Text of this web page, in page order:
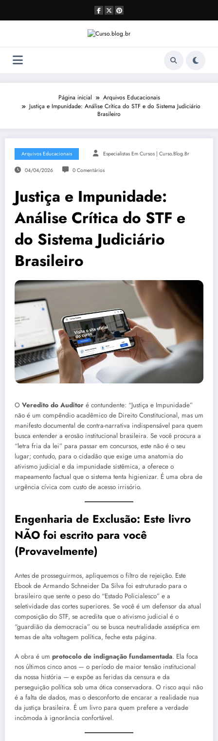
o
Página inicial
Arquivos Educacionais
Justiça e Impunidade: Análise Crítica do STF e do Sistema Judiciário
Brasileiro
Arquivos Educacionais Especialistas Em Cursos | Curso.blog.br
04/04/2026 0 Comentários
Justiça e Impunidade:
Análise Crítica do STF e
do Sistema Judiciário
Brasileiro
O Veredito do Auditor é contundente: “Justiça e Impunidade”
não é um compêndio acadêmico de Direito Constitucional, mas um
manifesto documental de contra-narrativa indispensável para quem
busca entender a erosão institucional brasileira. Se você procura a
“letra fria da lei” para passar em concursos, este não é o seu
lugar; contudo, para o cidadão que exige uma anatomia do
ativismo judicial e da impunidade sistêmica, a oferece o
mapeamento factual que o sistema tenta higienizar. É uma obra de
urgência cívica com custo de acesso irrisório.
Engenharia de Exclusão: Este livro
NÃO foi escrito para você
(Provavelmente)
Antes de prosseguirmos, apliquemos o filtro de rejeição. Este
Ebook de Armando Schneider Da Silva foi estruturado para o
brasileiro que sente o peso do “Estado Policialesco” e a
seletividade das cortes superiores. Se você é um defensor da atual
composição do STF, se acredita que o ativismo judicial é o
“guardião da democracia” ou se busca neutralidade asséptica em
temas de alta voltagem política, feche esta página.
A obra é um protocolo de indignação fundamentada. Ela foca
nos últimos cinco anos — o período de maior tensão institucional
da nossa história — e expõe as feridas da censura e da
perseguição política sob uma ótica conservadora. O risco aqui não
é a falta de dados, mas o desconforto de encarar a realidade nua
da justiça brasileira. É um livro para quem prefere a verdade
incômoda à ignorância confortável.